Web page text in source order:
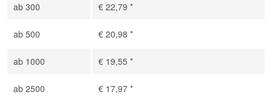
ab 300 € 22,79 *
ab 500 € 20,98 *
ab 1000 € 19,55 *
ab 2500 € 17,97 *